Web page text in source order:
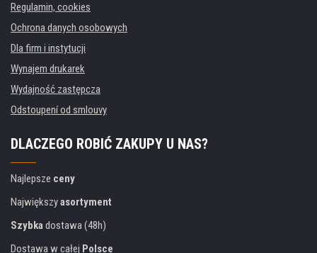
Regulamin, cookies
Ochrona danych osobowych
Dla firm i instytucji
Wynajem drukarek
Wydajność zastępcza
Odstoupení od smlouvy
DLACZEGO ROBIĆ ZAKUPY U NAS?
Najlepsze ceny
Największyasortyment
Szybkadostawa (48h)
Dostawa w całej Polsce